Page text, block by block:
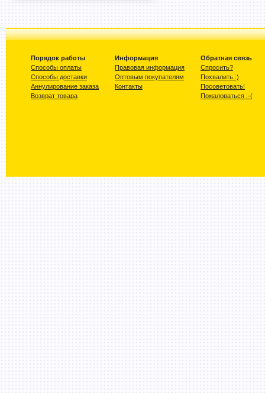
Порядок работы
Способы оплаты
Способы доставки
Аннулирование заказа
Возврат товара
Информация
Правовая информация
Оптовым покупателям
Контакты
Обратная связь
Спросить?
Похвалить :)
Посоветовать!
Пожаловаться :-(